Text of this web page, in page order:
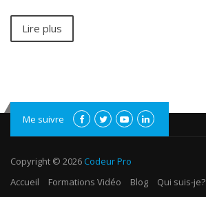
Lire plus
Me suivre
Copyright © 2026Codeur Pro
Accueil
Formations Vidéo Blog Qui suis-je?